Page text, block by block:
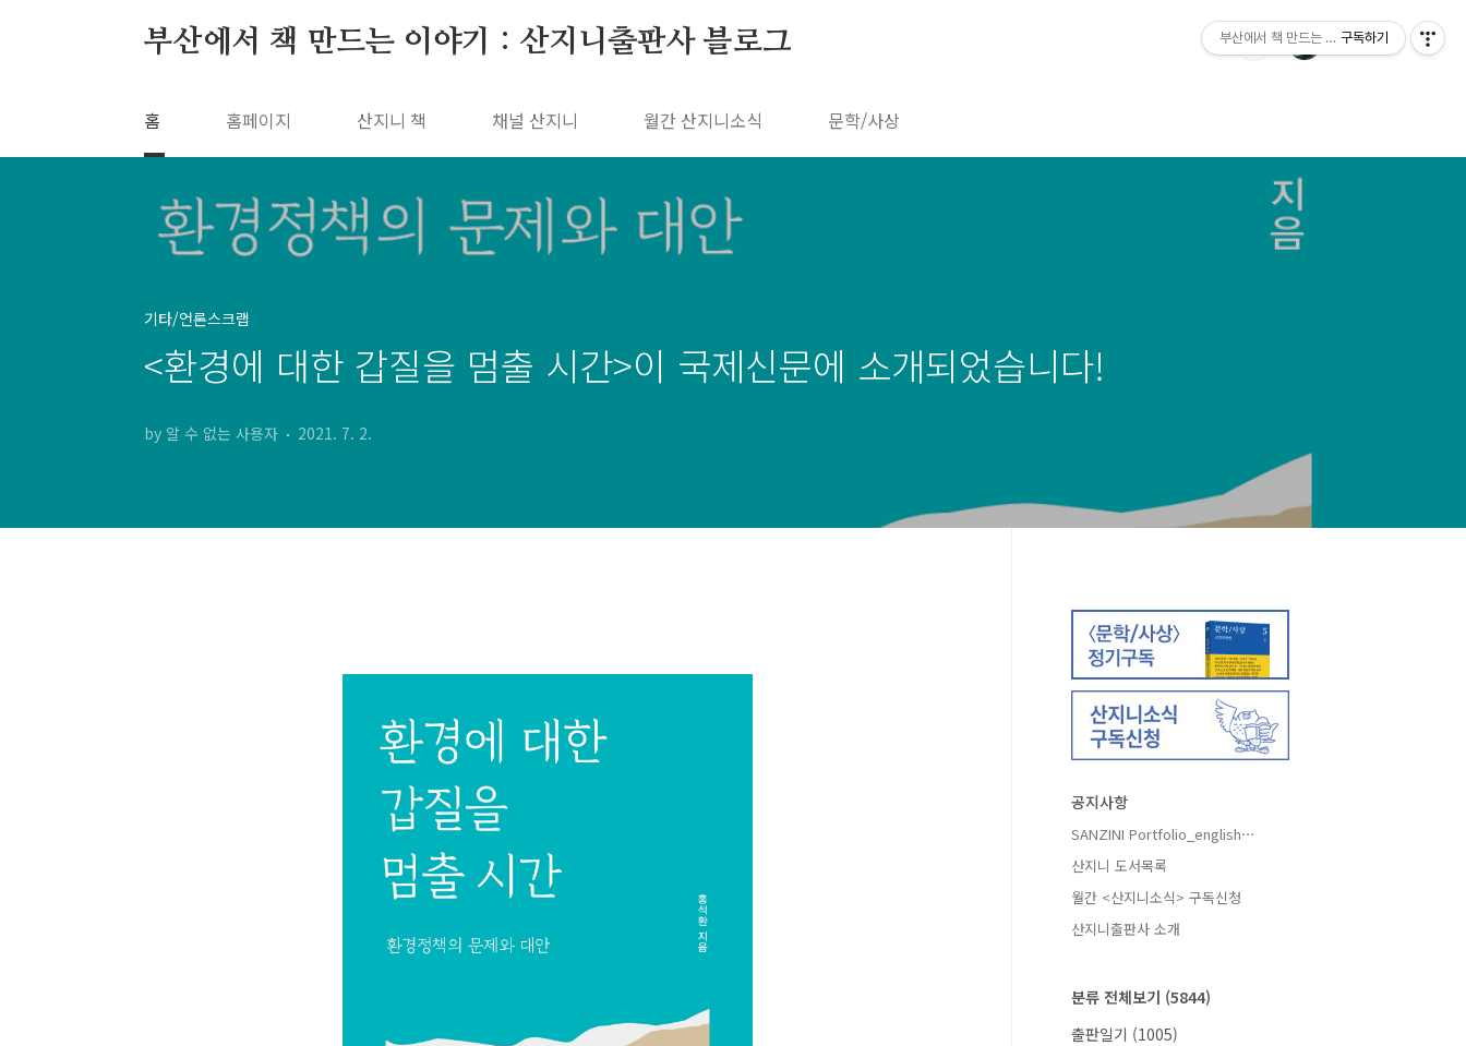
부산에서 책 만드는 이야기 : 산지니출판사 블로그
홈 홈페이지 산지니 책 채널 산지니 월간 산지니소식 문학/사상
기타/언론스크랩
<환경에 대한 갑질을 멈출 시간>이 국제신문에 소개되었습니다!
by 알 수 없는 사용자 2021. 7. 2.
공지사항
SANZINI Portfolio_english⋯
산지니 도서목록
월간 <산지니소식> 구독신청
산지니출판사 소개
분류 전체보기 (5844)
출판일기 (1005)
부산에서 책 만드는 이야기 : 산지니출판사 블
구독하기